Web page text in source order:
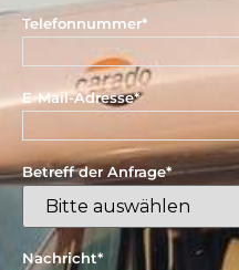
Telefonnummer*
E-Mail-Adresse*
Betreff der Anfrage*
Nachricht*